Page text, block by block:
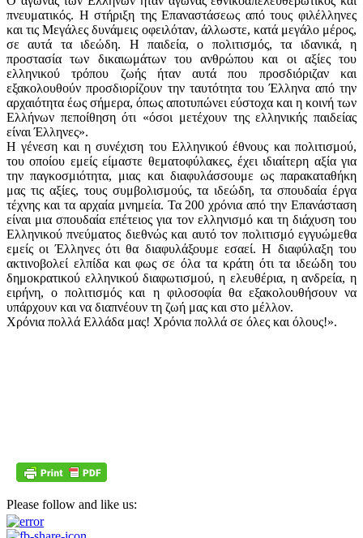
πνευματικός. Η στήριξη της Επαναστάσεως από τους φιλέλληνες
και τις Μεγάλες δυνάμεις οφειλόταν, άλλωστε, κατά μεγάλο μέρος,
σε αυτά τα ιδεώδη. Η παιδεία, ο πολιτισμός, τα ιδανικά, η
προστασία των δικαιωμάτων του ανθρώπου και οι αξίες του
ελληνικού τρόπου ζωής ήταν αυτά που προσδιόριζαν και
εξακολουθούν προσδιορίζουν την ταυτότητα του Έλληνα από την
αρχαιότητα έως σήμερα, όπως αποτυπώνει εύστοχα και η κοινή των
Ελλήνων πεποίθηση ότι «όσοι μετέχουν της ελληνικής παιδείας
είναι Έλληνες».
Η γένεση και η συνέχιση του Ελληνικού έθνους και πολιτισμού,
του οποίου εμείς είμαστε θεματοφύλακες, έχει ιδιαίτερη αξία για
την παγκοσμιότητα, μιας και διαφυλάσσουμε ως παρακαταθήκη
μας τις αξίες, τους συμβολισμούς, τα ιδεώδη, τα σπουδαία έργα
τέχνης και τα αρχαία μνημεία. Τα 200 χρόνια από την Επανάσταση
είναι μια σπουδαία επέτειος για τον ελληνισμό και τη διάχυση του
Ελληνικού πνεύματος διεθνώς και αυτό τον πολιτισμό εγγυώμεθα
εμείς οι Έλληνες ότι θα διαφυλάξουμε εσαεί. Η διαφύλαξη του
ακτινοβολεί ελπίδα και φως σε όλα τα κράτη ότι τα ιδεώδη του
δημοκρατικού ελληνικού διαφωτισμού, η ελευθέρια, η ανδρεία, η
ειρήνη, ο πολιτισμός και η φιλοσοφία θα εξακολουθήσουν να
υπάρχουν και να διαπνέουν τη ζωή μας και στο μέλλον.
Χρόνια πολλά Ελλάδα μας! Χρόνια πολλά σε όλες και όλους!».
Please follow and like us: